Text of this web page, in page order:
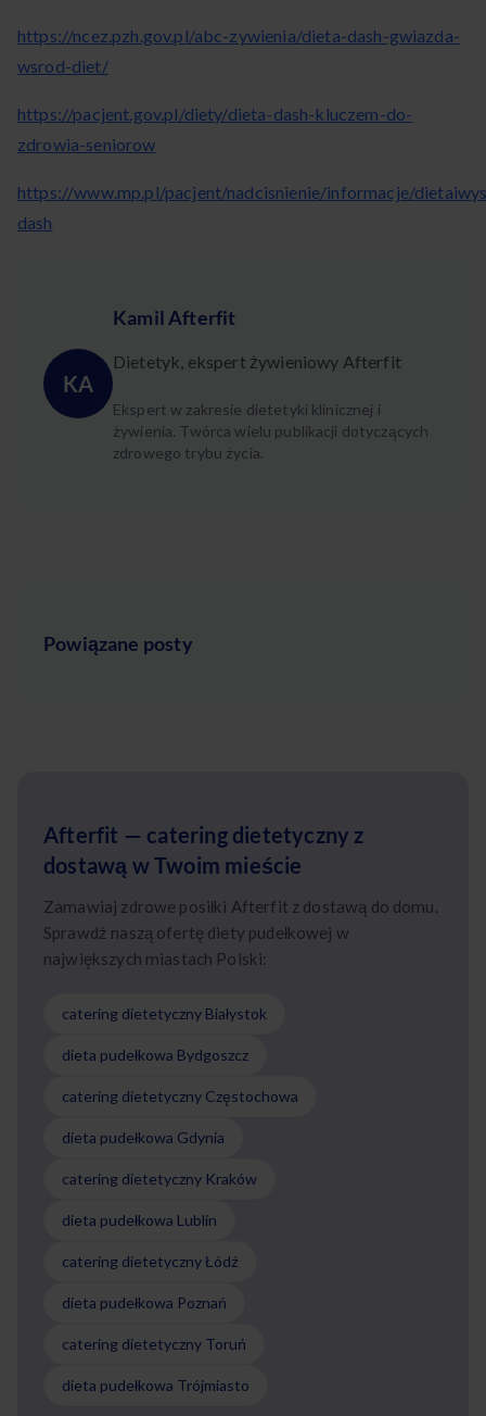
https://ncez.pzh.gov.pl/abc-zywienia/dieta-dash-gwiazda-
wsrod-diet/
https://pacjent.gov.pl/diety/dieta-dash-kluczem-do-
zdrowia-seniorow
https://www.mp.pl/pacjent/nadcisnienie/informacje/
dash
KA
Kamil Afterfit
Dietetyk, ekspert żywieniowy Afterfit
Ekspert w zakresie dietetyki klinicznej i
żywienia. Twórca wielu publikacji dotyczących
zdrowego trybu życia.
Powiązane posty
Afterfit — catering dietetyczny z
dostawą w Twoim mieście
Zamawiaj zdrowe posiłki Afterfit z dostawą do domu.
Sprawdź naszą ofertę diety pudełkowej w
największych miastach Polski:
catering dietetyczny Białystok
dieta pudełkowa Bydgoszcz
catering dietetyczny Częstochowa
dieta pudełkowa Gdynia
catering dietetyczny Kraków
dieta pudełkowa Lublin
catering dietetyczny Łódź
dieta pudełkowa Poznań
catering dietetyczny Toruń
dieta pudełkowa Trójmiasto